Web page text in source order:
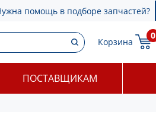
помощь в подборе запчастей?
Корзина
0
ПОСТАВЩИКАМ